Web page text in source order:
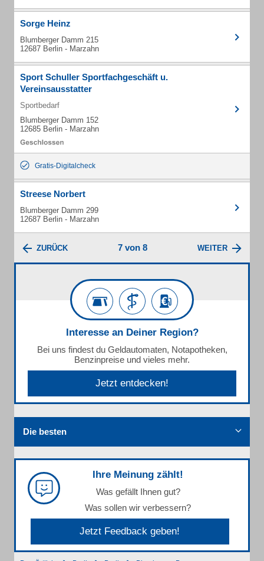
Sorge Heinz
Blumberger Damm 215
12687 Berlin - Marzahn
Sport Schuller Sportfachgeschäft u.
Vereinsausstatter
Sportbedarf
Blumberger Damm 152
12685 Berlin - Marzahn
Gratis-Digitalcheck
Streese Norbert
Blumberger Damm 299
12687 Berlin - Marzahn
ZURÜCK 7 von 8 WEITER
Interesse an Deiner Region?
Bei uns findest du Geldautomaten, Notapotheken,
Benzinpreise und vieles mehr.
Jetzt entdecken!
Die besten
Ihre Meinung zählt!
Was gefällt Ihnen gut?
Was sollen wir verbessern?
Jetzt Feedback geben!